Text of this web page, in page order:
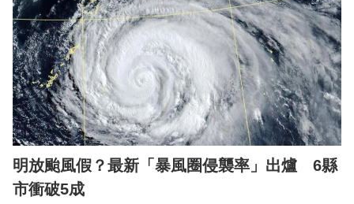
明放颱風假？最新「暴風圈侵襲率」出爐 6縣
市衝破5成